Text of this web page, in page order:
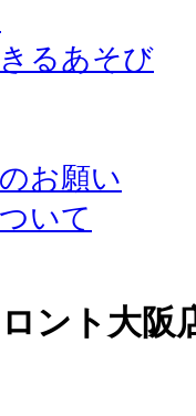
るあそび
お願い
いて
ント大